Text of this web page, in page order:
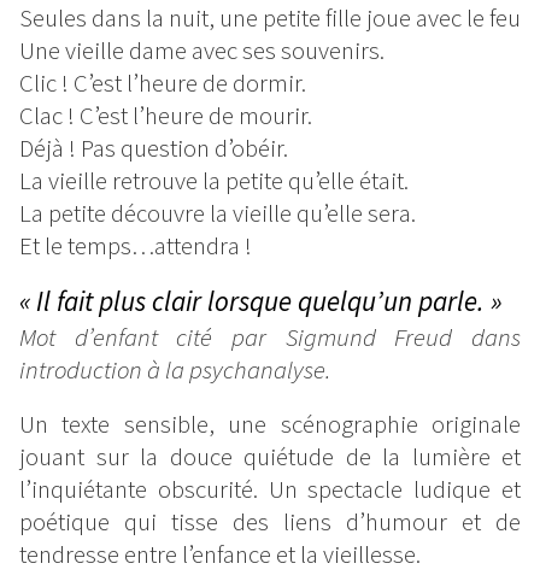
Seules dans la nuit, une petite fille joue avec le feu
Une vieille dame avec ses souvenirs.
Clic ! C’est l’heure de dormir.
Clac ! C’est l’heure de mourir.
Déjà ! Pas question d’obéir.
La vieille retrouve la petite qu’elle était.
La petite découvre la vieille qu’elle sera.
Et le temps…attendra !
« Il fait plus clair lorsque quelqu’un parle. »
Mot d’enfant cité par Sigmund Freud dans
introduction à la psychanalyse.
Un texte sensible, une scénographie originale
jouant sur la douce quiétude de la lumière et
l’inquiétante obscurité. Un spectacle ludique et
poétique qui tisse des liens d’humour et de
tendresse entre l’enfance et la vieillesse.